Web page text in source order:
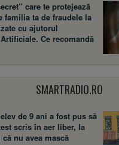
care te protejează
familia ta de fraudele la
cu ajutorul
Ce recomandă
SMARTRADIO.RO
de 9 ani a fost pus să
scris în aer liber, la
că nu avea mască